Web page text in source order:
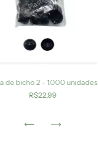
de bicho 2 - 1.000 unidades
R$22,99